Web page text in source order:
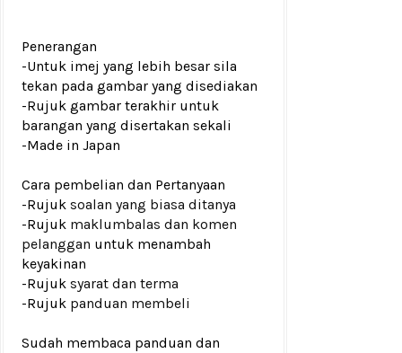
Penerangan
-Untuk imej yang lebih besar sila
tekan pada gambar yang disediakan
-Rujuk gambar terakhir untuk
barangan yang disertakan sekali
-Made in Japan
Cara pembelian dan Pertanyaan
-Rujuk soalan yang biasa ditanya
-Rujuk maklumbalas dan komen
pelanggan untuk menambah
keyakinan
-Rujuk syarat dan terma
-Rujuk panduan membeli
Sudah membaca panduan dan